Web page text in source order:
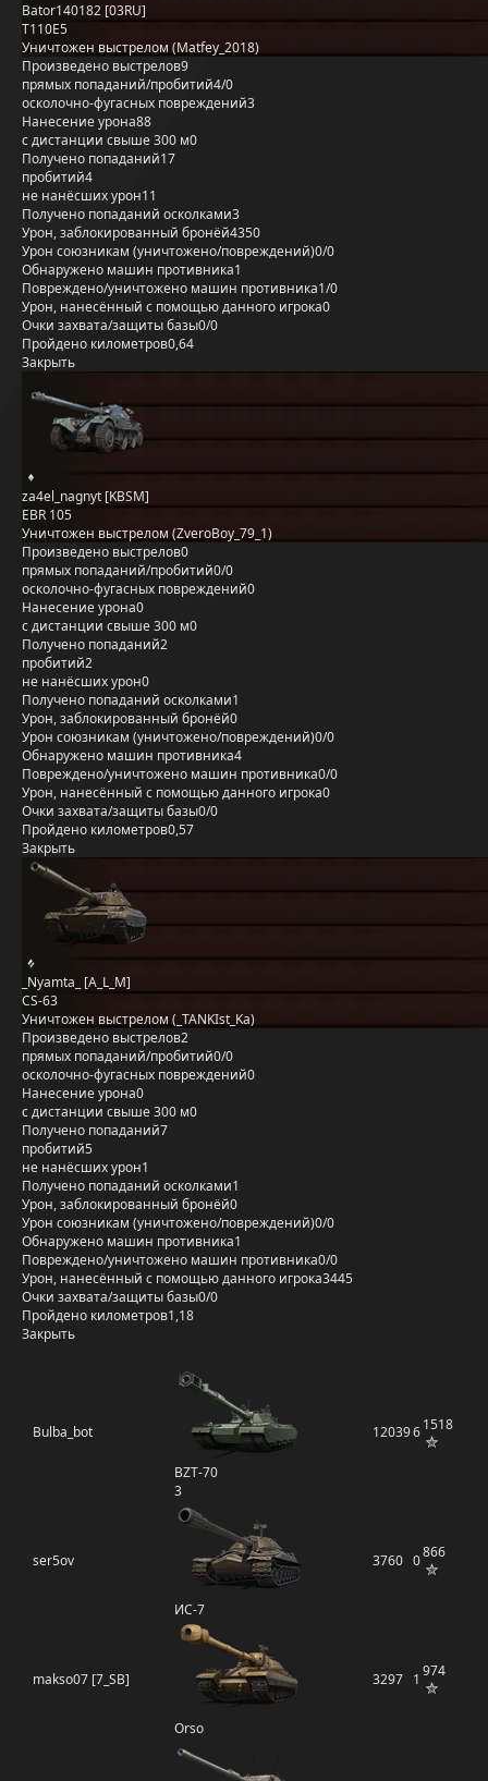
Bator140182 [03RU]
T110E5
Уничтожен выстрелом (Matfey_2018)
Произведено выстрелов9
прямых попаданий/пробитий4/0
осколочно-фугасных повреждений3
Нанесение урона88
с дистанции свыше 300 м0
Получено попаданий17
пробитий4
не нанёсших урон11
Получено попаданий осколками3
Урон, заблокированный бронёй4350
Урон союзникам (уничтожено/повреждений)0/0
Обнаружено машин противника1
Повреждено/уничтожено машин противника1/0
Урон, нанесённый с помощью данного игрока0
Очки захвата/защиты базы0/0
Пройдено километров0,64
Закрыть
za4el_nagnyt [KBSM]
EBR 105
Уничтожен выстрелом (ZveroBoy_79_1)
Произведено выстрелов0
прямых попаданий/пробитий0/0
осколочно-фугасных повреждений0
Нанесение урона0
с дистанции свыше 300 м0
Получено попаданий2
пробитий2
не нанёсших урон0
Получено попаданий осколками1
Урон, заблокированный бронёй0
Урон союзникам (уничтожено/повреждений)0/0
Обнаружено машин противника4
Повреждено/уничтожено машин противника0/0
Урон, нанесённый с помощью данного игрока0
Очки захвата/защиты базы0/0
Пройдено километров0,57
Закрыть
_Nyamta_ [A_L_M]
CS-63
Уничтожен выстрелом (_TANKIst_Ka)
Произведено выстрелов2
прямых попаданий/пробитий0/0
осколочно-фугасных повреждений0
Нанесение урона0
с дистанции свыше 300 м0
Получено попаданий7
пробитий5
не нанёсших урон1
Получено попаданий осколками1
Урон, заблокированный бронёй0
Урон союзникам (уничтожено/повреждений)0/0
Обнаружено машин противника1
Повреждено/уничтожено машин противника0/0
Урон, нанесённый с помощью данного игрока3445
Очки захвата/защиты базы0/0
Пройдено километров1,18
Закрыть
Bulba_bot
BZT-70
3
1203961518
ser5ov
ИС-7
3760 0866
makso07 [7_SB]
Orso
3297 1 974